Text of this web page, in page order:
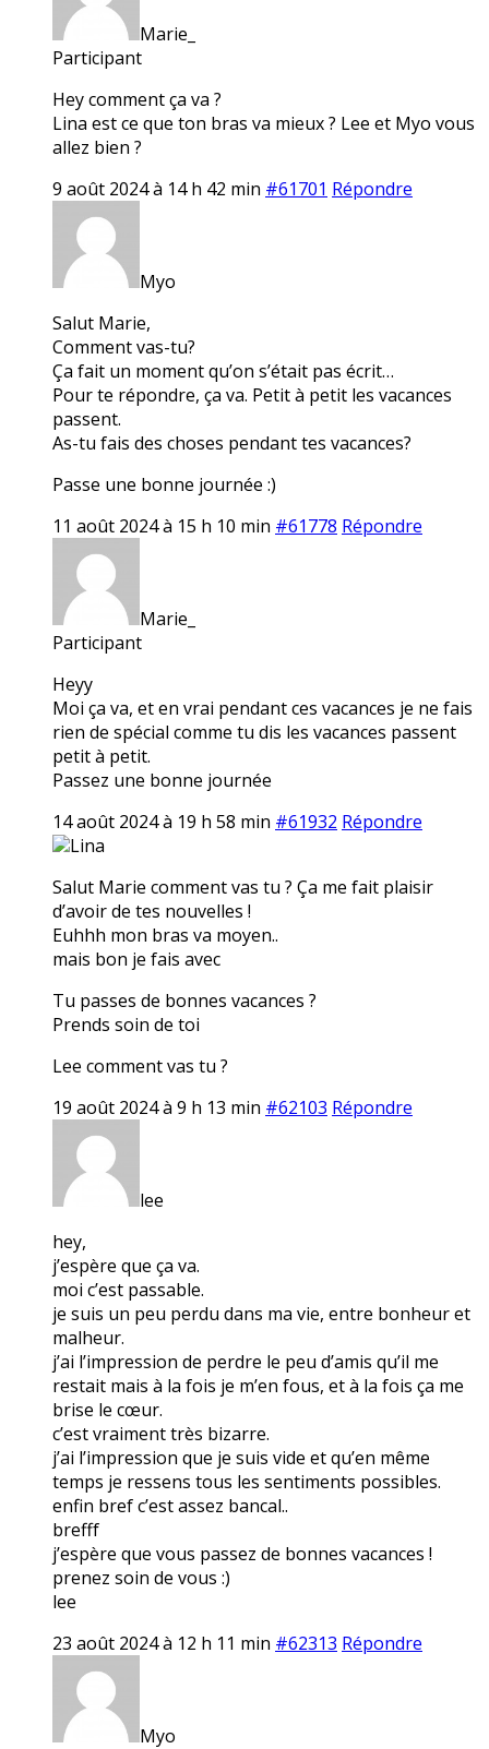
Marie_
Participant
Hey comment ça va ?
Lina est ce que ton bras va mieux ? Lee et Myo vous
allez bien ?
9 août 2024 à 14 h 42 min #61701 Répondre
Myo
Salut Marie,
Comment vas-tu?
Ça fait un moment qu’on s’était pas écrit…
Pour te répondre, ça va. Petit à petit les vacances
passent.
As-tu fais des choses pendant tes vacances?
Passe une bonne journée :)
11 août 2024 à 15 h 10 min #61778 Répondre
Marie_
Participant
Heyy
Moi ça va, et en vrai pendant ces vacances je ne fais
rien de spécial comme tu dis les vacances passent
petit à petit.
Passez une bonne journée
14 août 2024 à 19 h 58 min #61932 Répondre
Lina
Salut Marie comment vas tu ? Ça me fait plaisir
d’avoir de tes nouvelles !
Euhhh mon bras va moyen..
mais bon je fais avec
Tu passes de bonnes vacances ?
Prends soin de toi
Lee comment vas tu ?
19 août 2024 à 9 h 13 min #62103 Répondre
lee
hey,
j’espère que ça va.
moi c’est passable.
je suis un peu perdu dans ma vie, entre bonheur et
malheur.
j’ai l’impression de perdre le peu d’amis qu’il me
restait mais à la fois je m’en fous, et à la fois ça me
brise le cœur.
c’est vraiment très bizarre.
j’ai l’impression que je suis vide et qu’en même
temps je ressens tous les sentiments possibles.
enfin bref c’est assez bancal..
brefff
j’espère que vous passez de bonnes vacances !
prenez soin de vous :)
lee
23 août 2024 à 12 h 11 min #62313 Répondre
Myo